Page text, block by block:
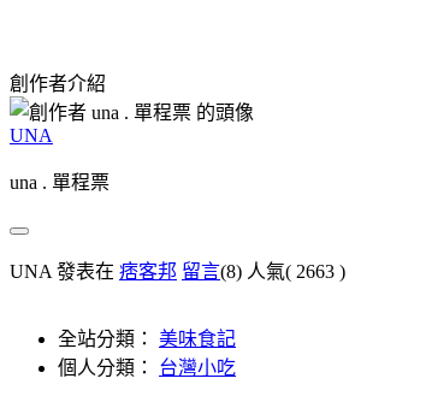
創作者介紹
UNA
una . 單程票
UNA 發表在 痞客邦 留言(8) 人氣( 2663 )
全站分類： 美味食記
個人分類： 台灣小吃